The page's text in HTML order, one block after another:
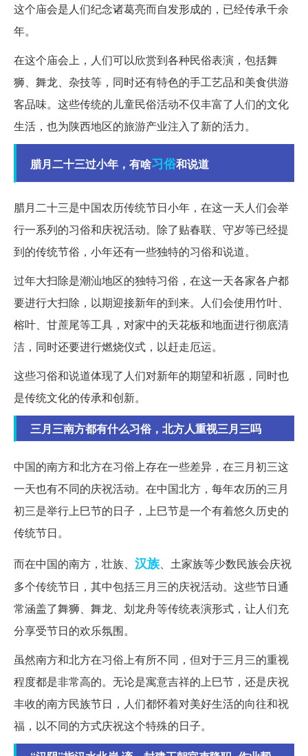
这个庙会是人们纪念诸葛亮而自发形成的，已经传承千余
年。
在这个庙会上，人们可以欣赏到各种民俗表演，包括舞
狮、舞龙、杂技等，同时还有特色的手工艺品和美食供游
客品味。这些传统的儿童民俗活动不仅丰富了人们的文化
生活，也为陕西地区的旅游产业注入了新的活力。
腊月二十三过小年，有啥习俗和说道
腊月二十三是中国农历传统节日小年，在这一天人们会举
行一系列的习俗和庆祝活动。除了贴春联、守岁等已经提
到的传统节俗，小年还有一些独特的习俗和说道。
过年大扫除是潮汕地区的独特习俗，在这一天各家各户都
要进行大扫除，以期迎接新年的到来。人们会使用竹叶、
榕叶、甘蔗尾等工具，对家中的天花板和地面进行彻底清
洁，同时还要进行燃烧仪式，以赶走厄运。
这些习俗和说道体现了人们对新年的期望和祈愿，同时也
是传统文化的传承和创新。
三月三南方都有什么习俗，北方人重视三月三吗
中国的南方和北方在习俗上存在一些差异，在三月初三这
一天也有不同的庆祝活动。在中国北方，每年农历的三月
初三是举行上巳节的日子，上巳节是一个有着悠久历史的
传统节日。
而在中国的南方，壮族、 汉族、土家族等少数民族会庆祝
多个传统节日，其中包括三月三的庆祝活动。这些节日通
常涵盖了舞狮、舞龙、划龙舟等传统表演形式，让人们充
分享受节日的欢乐氛围。
虽然南方和北方在习俗上有所不同，但对于三月三的重视
程度都是非常高的。无论是寓意吉祥的上巳节，还是庆祝
丰收的南方民族节日，人们都怀着对美好生活的向往和祝
福，以不同的方式庆祝这个特殊的日子。